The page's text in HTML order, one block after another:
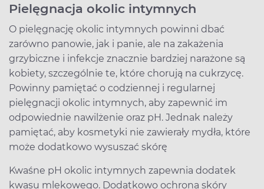
Pielęgnacja okolic intymnych
O pielęgnację okolic intymnych powinni dbać
zarówno panowie, jak i panie, ale na zakażenia
grzybiczne i infekcje znacznie bardziej narażone są
kobiety, szczególnie te, które chorują na cukrzycę.
Powinny pamiętać o codziennej i regularnej
pielęgnacji okolic intymnych, aby zapewnić im
odpowiednie nawilżenie oraz pH. Jednak należy
pamiętać, aby kosmetyki nie zawierały mydła, które
może dodatkowo wysuszać skórę
Kwaśne pH okolic intymnych zapewnia dodatek
kwasu mlekowego. Dodatkowo ochrona skóry